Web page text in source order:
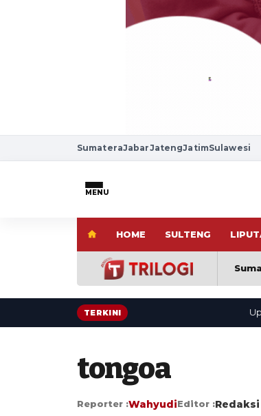
SumateraJabarJatengJatimSulawesi
MENU
HOME SULTENG
TERKINI
tongoa
Reporter :WahyudiEditor :Redaksi